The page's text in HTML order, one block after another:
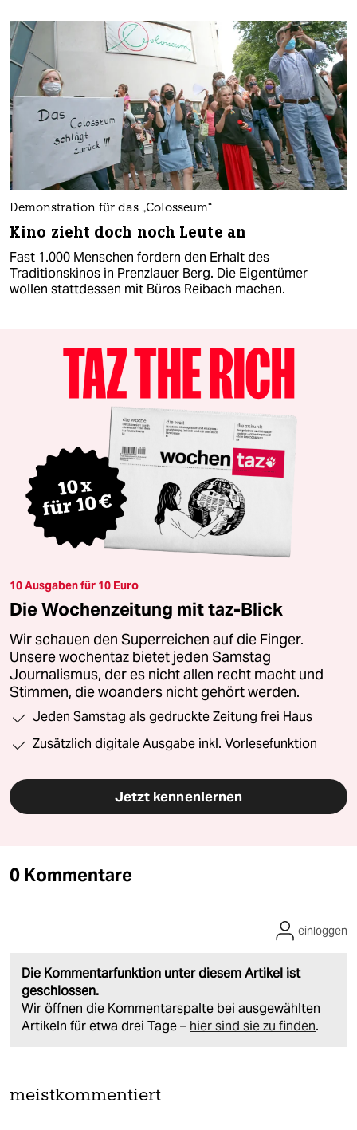
Demonstration für das „Colosseum“
Kino zieht doch noch Leute an
Fast 1.000 Menschen fordern den Erhalt des
Traditionskinos in Prenzlauer Berg. Die Eigentümer
wollen stattdessen mit Büros Reibach machen.
10 Ausgaben für 10 Euro
Die Wochenzeitung mit taz-Blick
Wir schauen den Superreichen auf die Finger.
Unsere wochentaz bietet jeden Samstag
Journalismus, der es nicht allen recht macht und
Stimmen, die woanders nicht gehört werden.
Jeden Samstag als gedruckte Zeitung frei Haus
Zusätzlich digitale Ausgabe inkl. Vorlesefunktion
Jetzt kennenlernen
0 Kommentare
Die Kommentarfunktion unter diesem Artikel ist
geschlossen.
Wir öffnen die Kommentarspalte bei ausgewählten
Artikeln für etwa drei Tage – hier sind sie zu finden.
einloggen
meistkommentiert